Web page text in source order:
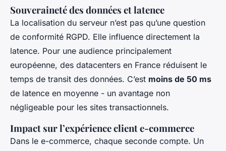
Souveraineté des données et latence
La localisation du serveur n’est pas qu’une question
de conformité RGPD. Elle influence directement la
latence. Pour une audience principalement
européenne, des datacenters en France réduisent le
temps de transit des données. C’est moins de 50 ms
de latence en moyenne - un avantage non
négligeable pour les sites transactionnels.
Impact sur l’expérience client e-commerce
Dans le e-commerce, chaque seconde compte. Un